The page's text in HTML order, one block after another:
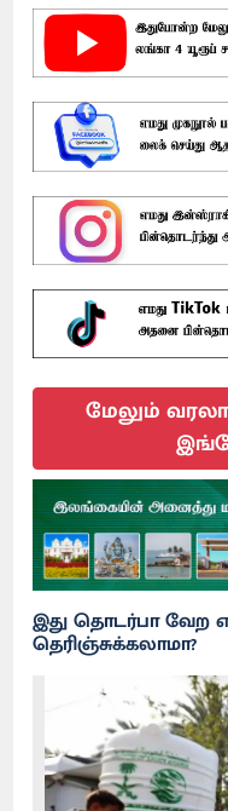
மேலும்
இது தொடர்பா வேற
தெரிஞ்சுக்கலாமா?